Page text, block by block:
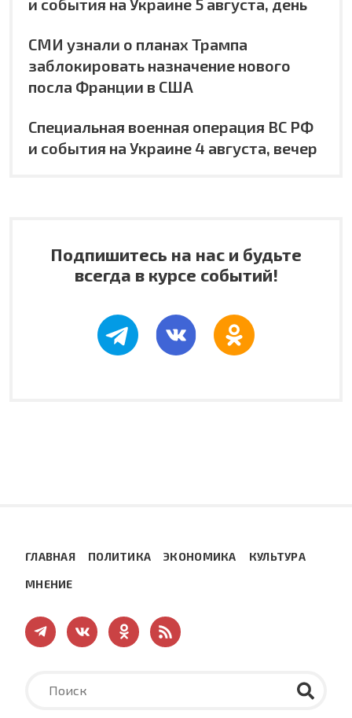
СМИ узнали о планах Трампа
заблокировать назначение нового
посла Франции в США
Специальная военная операция ВС РФ
и события на Украине 4 августа, вечер
Подпишитесь на нас и будьте
всегда в курсе событий!
ГЛАВНАЯ ПОЛИТИКА ЭКОНОМИКА КУЛЬТУРА
МНЕНИЕ